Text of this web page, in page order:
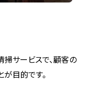
サービスで、顧客の
目的です。